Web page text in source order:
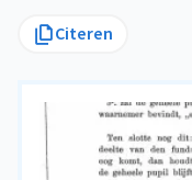
Citeren